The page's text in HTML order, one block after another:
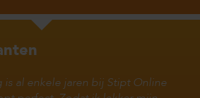
al enkele jaren bij Stipt Online